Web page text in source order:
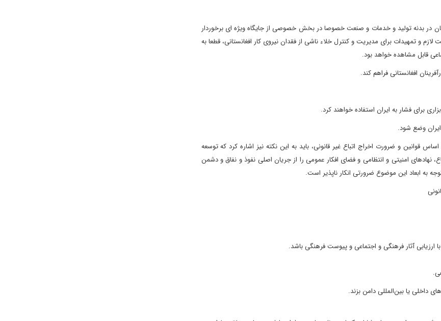
در بدنه تولید و خدمات و صنعت خصوصا در بخش خصوصی از جایگاه ویژه ای برخوردار
و تمهیدات برای مدیریت و کنترل خلاء ناشی از فقدان نیروی کار افغانستانی، قطعا به
قابل مشاهده خواهد بود.
افغانستانی فراهم کند.
برای فشار به ایران استفاده خواهند کرد.
وضع شود.
و ضرورت اخراج اتباع غیر قانونی، باید به این نکته نیز اشاره کرد که توسعه
نهادهای امنیتی و انتظامی و فضای افکار عمومی را از جریان اصلی نفوذ و نفاق و دشمن
ابعاد این موضوع ضرورتی انکار ناپذیر است.
آثار فرهنگی و اجتماعی و پیوست فرهنگی باشد.
یا بین‌المللی دامن بزند.